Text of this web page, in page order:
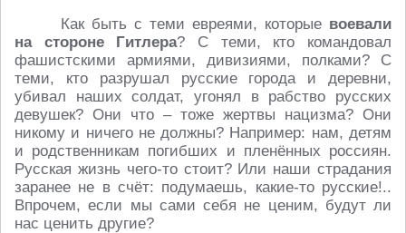
Как быть с теми евреями, которые воевали
на стороне Гитлера? С теми, кто командовал
фашистскими армиями, дивизиями, полками? С
теми, кто разрушал русские города и деревни,
убивал наших солдат, угонял в рабство русских
девушек? Они что – тоже жертвы нацизма? Они
никому и ничего не должны? Например: нам, детям
и родственникам погибших и пленённых россиян.
Русская жизнь чего-то стоит? Или наши страдания
заранее не в счёт: подумаешь, какие-то русские!..
Впрочем, если мы сами себя не ценим, будут ли
нас ценить другие?